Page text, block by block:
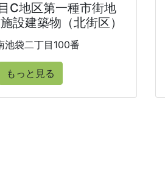
C地区第一種市街地
設建築物（北街区）
池袋二丁目100番
もっと見る